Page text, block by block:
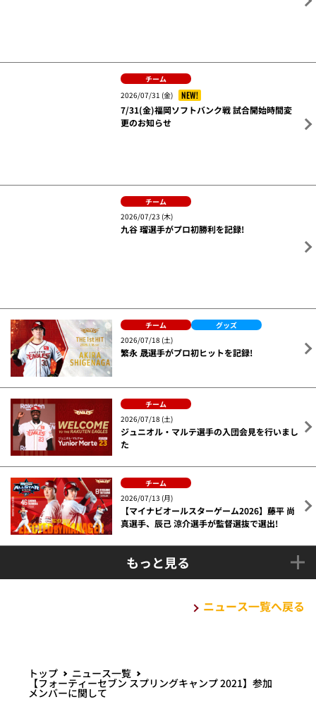
7/31(金)福岡ソフトバンク戦 試合開始時間変
更のお知らせ
チーム
2026/07/23 (木)
2026/07/18 (土)
繁永 晟選手がプロ初ヒットを記録!
た
チーム
真選手、辰己 涼介選手が監督選抜で選出!
もっと見る
ニュース一覧へ戻る
トップ ニュース一覧
【フォーティーセブン スプリングキャンプ 2021】参加
PACIFIC LEAGUE